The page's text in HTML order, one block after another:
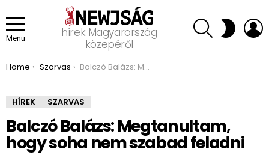
Menu
hírek Magyarország
közepéről
SEARCH SWITCH
SKIN
You are here:
Home Szarvas Balczó Balázs: Megtanultam, hogy soha nem szabad feladni
HÍREK SZARVAS
Balczó Balázs: Megtanultam,
hogy soha nem szabad feladni